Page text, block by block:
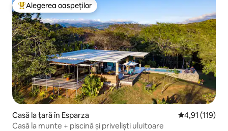
Locuință din topul categoriei Alegerea oaspeților
Alegerea oaspeților
Casă la țară în Esparza Scor mediu
4,91 (119)
Casă la munte + piscină și priveliști uluitoare